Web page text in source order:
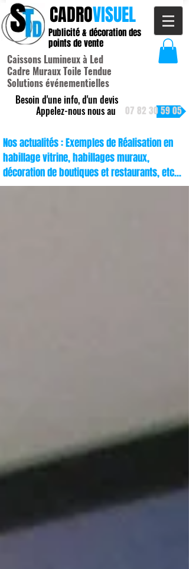
CADROVISUEL
Publicité & décoration des
points de vente
Caissons Lumineux à Led
Cadre Muraux Toile Tendue
Solutions événementielles
Besoin d'une info, d'un devis
Appelez-nous nous au 07 82 30 59 05
Nos actualités : Exemples de Réalisation en
habillage vitrine, habillages muraux,
décoration de boutiques et restaurants, etc...